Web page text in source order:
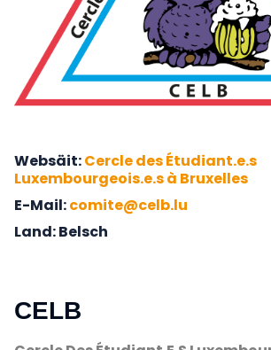
Websäit Cercle des Étudiant.e.s
Luxembourgeois.e.s à Bruxelles
E-Mail comite@celb.lu
Land Belsch
CELB